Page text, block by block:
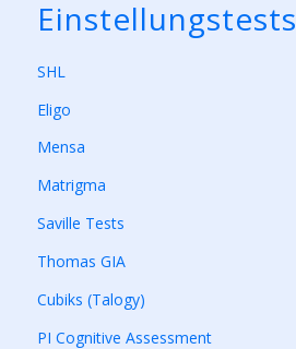
Einstellungstests
SHL
Eligo
Mensa
Matrigma
Saville Tests
Thomas GIA
Cubiks (Talogy)
PI Cognitive Assessment